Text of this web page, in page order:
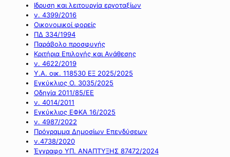
Ιδρυση και λειτουργία εργοταξίων
ν. 4399/2016
Οικονομικοί φορείς
ΠΔ 334/1994
Παράβολο προσφυγής
Κριτήρια Επιλογής και Ανάθεσης
ν. 4622/2019
Υ.Α. οικ. 118530 ΕΞ 2025/2025
Εγκύκλιος Ο. 3035/2025
Οδηγία 2011/85/ΕΕ
ν. 4014/2011
Εγκύκλιος ΕΦΚΑ 16/2025
ν. 4987/2022
Πρόγραμμα Δημοσίων Επενδύσεων
ν.4738/2020
Έγγραφο ΥΠ. ΑΝΑΠΤΥΞΗΣ 87472/2024